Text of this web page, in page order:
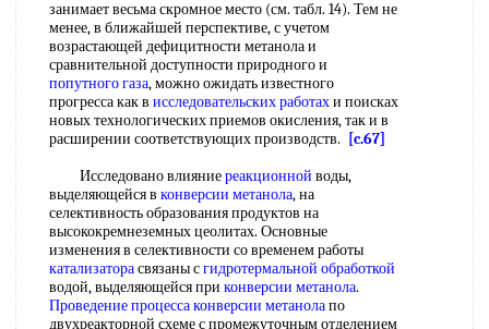
занимает весьма скромное место (см. табл. 14). Тем не
менее, в ближайшей перспективе, с учетом
возрастающей дефицитности метанола и
сравнительной доступности природного и
попутного газа, можно ожидать известного
прогресса как в исследовательских работахи поисках
новых технологических приемов окисления, так и в
расширении соответствующих производств.
[c.67]
Исследовано влияниереакционной воды,
выделяющейся в конверсии метанола, на
селективность образования продуктов на
высококремнеземных цеолитах. Основные
изменения в селективности со временем работы
катализаторасвязаны сгидротермальной обработкой
водой, выделяющейся при конверсии метанола.
Проведение процессаконверсии метанолапо
двухреакторной схеме с промежуточным отделением